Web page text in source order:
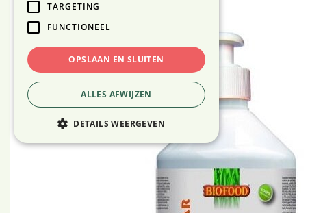
TARGETING
FUNCTIONEEL
OPSLAAN EN SLUITEN
ALLES AFWIJZEN
DETAILS WEERGEVEN